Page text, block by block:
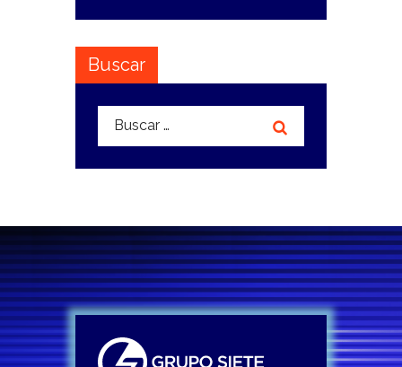
Buscar
Buscar: